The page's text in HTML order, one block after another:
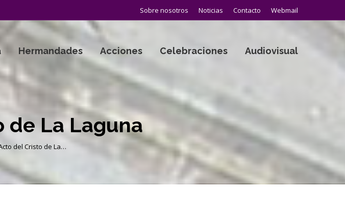
Sobre nosotros Noticias Contacto Webmail
Hermandades Acciones Celebraciones Audiovisual
de La Laguna
del Cristo de La…